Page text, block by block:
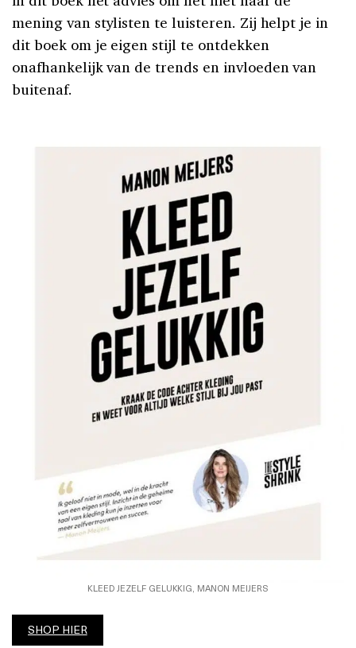
mening van stylisten te luisteren. Zij helpt je in
dit boek om je eigen stijl te ontdekken
onafhankelijk van de trends en invloeden van
buitenaf.
KLEED JEZELF GELUKKIG, MANON MEIJERS
SHOP HIER